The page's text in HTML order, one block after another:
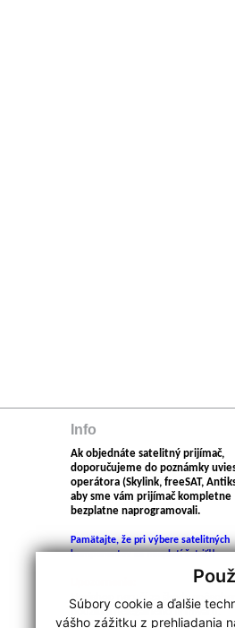
Súbory cookie a ďalšie
vášho zážitku z prehliadania
Info
Ak objednáte satelitný prijímač,
doporučujeme do poznámky
operátora (Skylink, freeSAT,
aby sme vám prijímač kompletne
bezplatne naprogramovali.
Pamätajte, že pri výbere satelitných
komponentov sa neoplatí šetriť!!
Hegishop neručí za škody
použitím nelegálneho firmwaru.